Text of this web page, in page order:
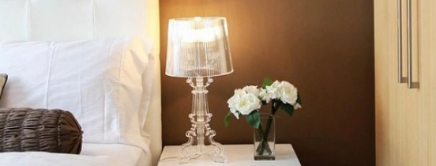
DANIA GŁÓWNE CIASTA I DESERY DODATKI